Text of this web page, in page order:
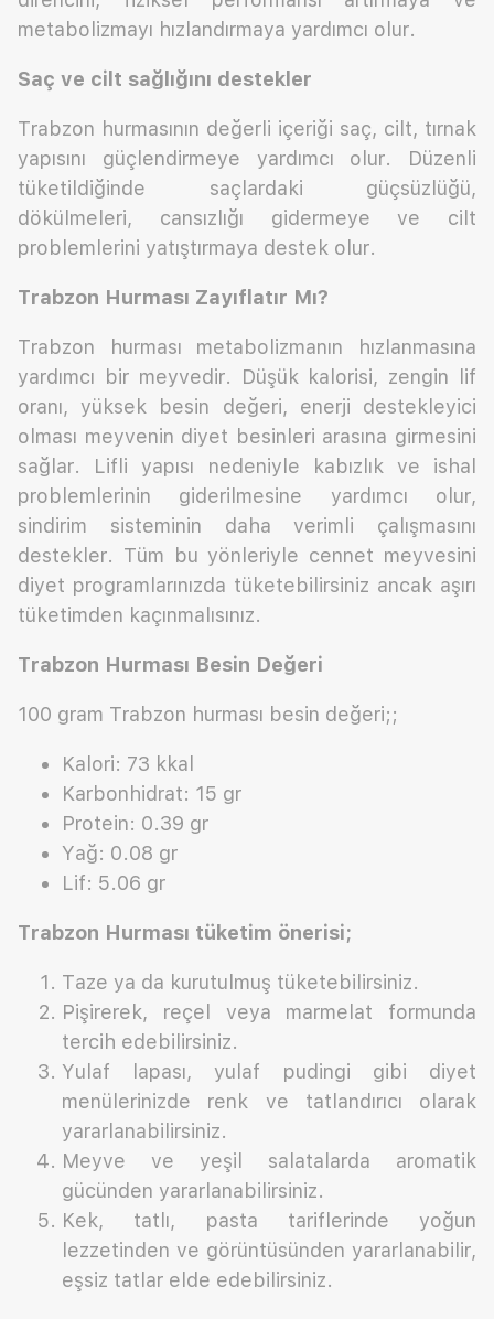
metabolizmayı hızlandırmaya yardımcı olur.
Saç ve cilt sağlığını destekler
Trabzon hurmasının değerli içeriği saç, cilt, tırnak
yapısını güçlendirmeye yardımcı olur. Düzenli
tüketildiğinde saçlardaki güçsüzlüğü,
dökülmeleri, cansızlığı gidermeye ve cilt
problemlerini yatıştırmaya destek olur.
Trabzon Hurması Zayıflatır Mı?
Trabzon hurması metabolizmanın hızlanmasına
yardımcı bir meyvedir. Düşük kalorisi, zengin lif
oranı, yüksek besin değeri, enerji destekleyici
olması meyvenin diyet besinleri arasına girmesini
sağlar. Lifli yapısı nedeniyle kabızlık ve ishal
problemlerinin giderilmesine yardımcı olur,
sindirim sisteminin daha verimli çalışmasını
destekler. Tüm bu yönleriyle cennet meyvesini
diyet programlarınızda tüketebilirsiniz ancak aşırı
tüketimden kaçınmalısınız.
Trabzon Hurması Besin Değeri
100 gram Trabzon hurması besin değeri;;
Kalori: 73 kkal
Karbonhidrat: 15 gr
Protein: 0.39 gr
Yağ: 0.08 gr
Lif: 5.06 gr
Trabzon Hurması tüketim önerisi;
Taze ya da kurutulmuş tüketebilirsiniz.
Pişirerek, reçel veya marmelat formunda
tercih edebilirsiniz.
Yulaf lapası, yulaf pudingi gibi diyet
menülerinizde renk ve tatlandırıcı olarak
yararlanabilirsiniz.
Meyve ve yeşil salatalarda aromatik
gücünden yararlanabilirsiniz.
Kek, tatlı, pasta tariflerinde yoğun
lezzetinden ve görüntüsünden yararlanabilir,
eşsiz tatlar elde edebilirsiniz.